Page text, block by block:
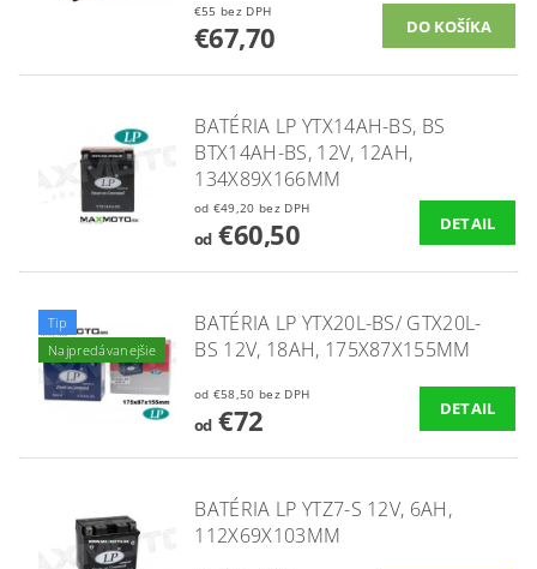
€55 bez DPH
€67,70
BATÉRIA LP YTX14AH-BS, BS
BTX14AH-BS, 12V, 12AH,
134X89X166MM
od €49,20 bez DPH
od€60,50 DETAIL
Tip
Najpredávanejšie
BATÉRIA LP YTX20L-BS/ GTX20L-
BS 12V, 18AH, 175X87X155MM
od €58,50 bez DPH
od€72 DETAIL
BATÉRIA LP YTZ7-S 12V, 6AH,
112X69X103MM